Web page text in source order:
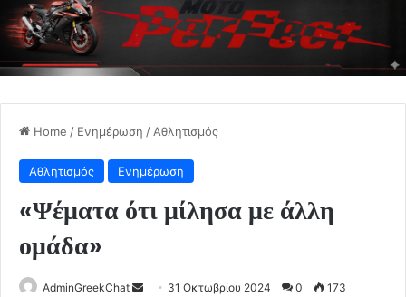
Home / Ενημέρωση / Αθλητισμός
Αθλητισμός Ενημέρωση
«Ψέματα ότι μίλησα με άλλη
ομάδα»
AdminGreekChat
Send 31 Οκτωβρίου 2024 0 173